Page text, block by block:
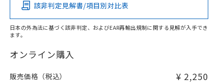
O
在庫等で未対応品が混在する可能性があります。
問い合わせください。
該非判定見解書/項目別対比表
日本の外為法に基づく該非判定、およびEAR再輸出規制に関する見解が入手でき
ます。
オンライン購入
販売価格（税込） ¥ 2,250